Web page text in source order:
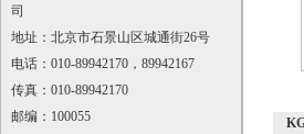
司
地址：北京市石景山区城通街26号
电话：010-89942170，89942167
传真：010-89942170
邮编：100055